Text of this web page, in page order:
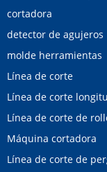
cortadora
detector de agujeros
molde herramientas
Línea de corte
Línea de corte
Línea de corte de
Máquina cortadora
Línea de corte de